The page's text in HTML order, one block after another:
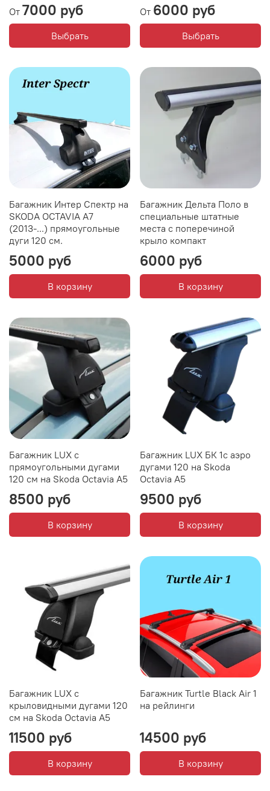
От 7000 руб
Выбрать
От 6000 руб
Выбрать
Багажник Интер Спектр на
SKODA OCTAVIA A7
(2013-...) прямоугольные
дуги 120 см.
5000 руб
В корзину
Багажник Дельта Поло в
специальные штатные
места с поперечиной
крыло компакт
6000 руб
В корзину
Багажник LUX с
прямоугольными дугами
120 см на Skoda Octavia A5
8500 руб
В корзину
Багажник LUX БК 1с аэро
дугами 120 на Skoda
Octavia A5
9500 руб
В корзину
Багажник LUX с
крыловидными дугами 120
см на Skoda Octavia A5
11500 руб
В корзину
Багажник Turtle Black Air 1
на рейлинги
14500 руб
В корзину